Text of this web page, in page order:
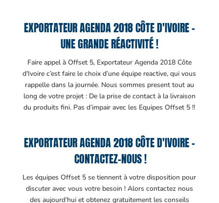
EXPORTATEUR AGENDA 2018 CÔTE D'IVOIRE –
UNE GRANDE RÉACTIVITÉ !
Faire appel à Offset 5, Exportateur Agenda 2018 Côte
d'Ivoire c’est faire le choix d’une équipe reactive, qui vous
rappelle dans la journée. Nous sommes present tout au
long de votre projet : De la prise de contact à la livraison
du produits fini. Pas d’impair avec les Equipes Offset 5 !!
EXPORTATEUR AGENDA 2018 CÔTE D'IVOIRE –
CONTACTEZ-NOUS !
Les équipes Offset 5 se tiennent à votre disposition pour
discuter avec vous votre besoin ! Alors contactez nous
des aujourd’hui et obtenez gratuitement les conseils